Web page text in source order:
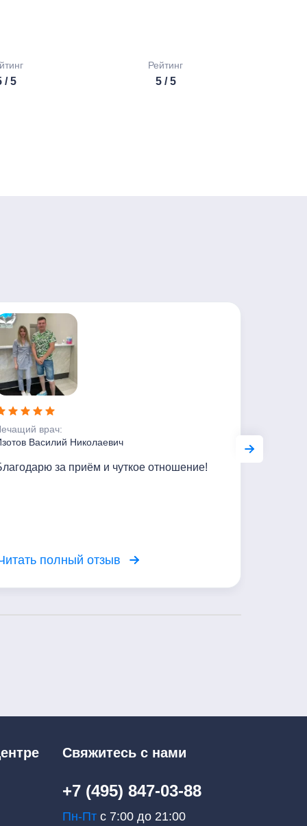
/ 5
Рейтинг
5 / 5
врач:
Василий Николаевич
за приём и чуткое отношение!
полный отзыв
Свяжитесь с нами
+7 (495) 847-03-88
Пн-Пт с 7:00 до 21:00